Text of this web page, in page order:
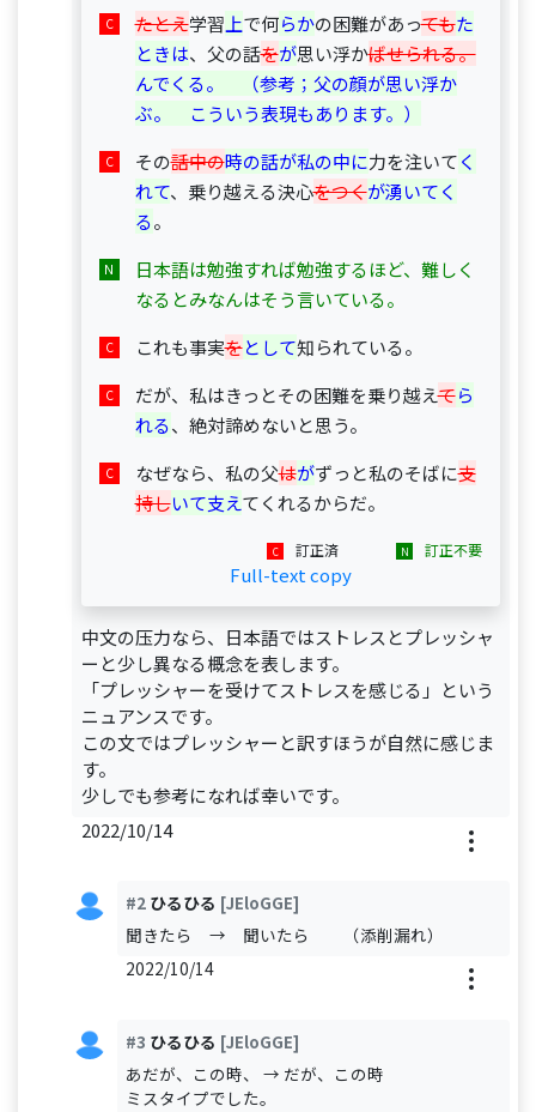
たとえ学習 上で何らかの困難があってもた
ときは、父の話をが思い浮かばせられる。
んでくる。　（参考；父の顔が思い浮か
ぶ。　こういう表現もあります。）
その話中の時の話が私の中に力を注いてく
れて、乗り越える決心をつくが湧いてく
る。
日本語は勉強すれば勉強するほど、難しく
なるとみなんはそう言いている。
これも事実をとして知られている。
だが、私はきっとその困難を乗り越えてら
れる、絶対諦めないと思う。
なぜなら、私の父はがずっと私のそばに支
持しいて支えてくれるからだ。
訂正済 訂正不要
Full-text copy
中文の压力なら、日本語ではストレスとプレッシャ
ーと少し異なる概念を表します。
「プレッシャーを受けてストレスを感じる」という
ニュアンスです。
この文ではプレッシャーと訳すほうが自然に感じま
す。
少しでも参考になれば幸いです。
2022/10/14
#2 ひるひる [JEloGGE]
聞きたら → 聞いたら （添削漏れ）
2022/10/14
#3 ひるひる [JEloGGE]
あだが、この時、 → だが、この時
ミスタイプでした。